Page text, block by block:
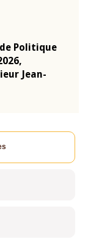
Politique
Jean-